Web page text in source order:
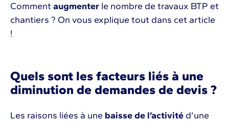
Comment augmenter le nombre de travaux BTP et
chantiers ? On vous explique tout dans cet article
!
Quels sont les facteurs liés à une
diminution de demandes de devis ?
Les raisons liées à une baisse de l’activité d’une